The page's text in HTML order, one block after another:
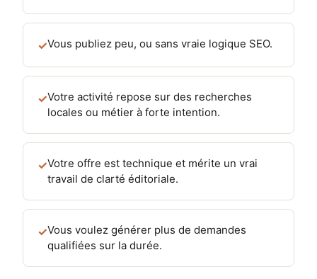
✓Vous publiez peu, ou sans vraie logique SEO.
✓Votre activité repose sur des recherches
locales ou métier à forte intention.
✓Votre offre est technique et mérite un vrai
travail de clarté éditoriale.
✓Vous voulez générer plus de demandes
qualifiées sur la durée.